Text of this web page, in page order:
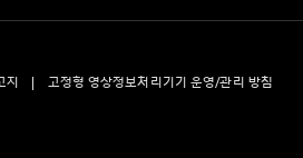
지
고정형 영상정보처리기기 운영/관리 방침